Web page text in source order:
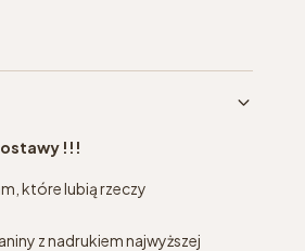
!!!
które lubią rzeczy
z nadrukiem najwyższej